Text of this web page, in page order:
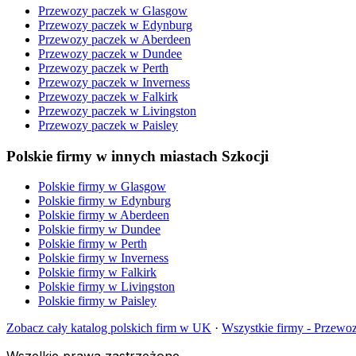
Przewozy paczek w Glasgow
Przewozy paczek w Edynburg
Przewozy paczek w Aberdeen
Przewozy paczek w Dundee
Przewozy paczek w Perth
Przewozy paczek w Inverness
Przewozy paczek w Falkirk
Przewozy paczek w Livingston
Przewozy paczek w Paisley
Polskie firmy w innych miastach Szkocji
Polskie firmy w Glasgow
Polskie firmy w Edynburg
Polskie firmy w Aberdeen
Polskie firmy w Dundee
Polskie firmy w Perth
Polskie firmy w Inverness
Polskie firmy w Falkirk
Polskie firmy w Livingston
Polskie firmy w Paisley
Zobacz cały katalog polskich firm w UK · Wszystkie firmy -